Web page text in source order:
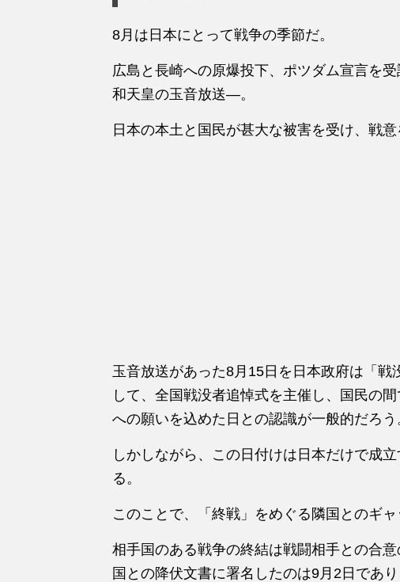
8月は日本にとって戦争の季節だ。
広島と長崎への原爆投下、ポツダム宣言を
和天皇の玉音放送―。
日本の本土と国民が甚大な被害を受け、戦意
玉音放送があった8月15日を日本政府は「戦
して、全国戦没者追悼式を主催し、国民の
への願いを込めた日との認識が一般的だろう
しかしながら、この日付けは日本だけで成
る。
このことで、「終戦」をめぐる隣国とのギャ
相手国のある戦争の終結は戦闘相手との合
国との降伏文書に署名したのは9月2日であ